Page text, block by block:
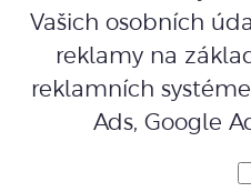
Vašich osobních
reklamy na
reklamních
Ads, Google